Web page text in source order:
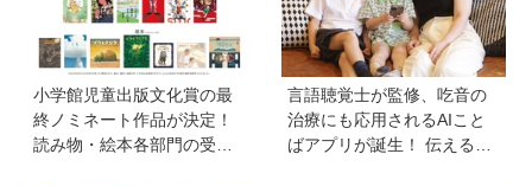
小学館児童出版文化賞の最
終ノミネート作品が決定！
読み物・絵本各部門の受賞
言語聴覚士が監修、吃音の
治療にも応用されるAIこと
ばアプリが誕生！ 伝える力